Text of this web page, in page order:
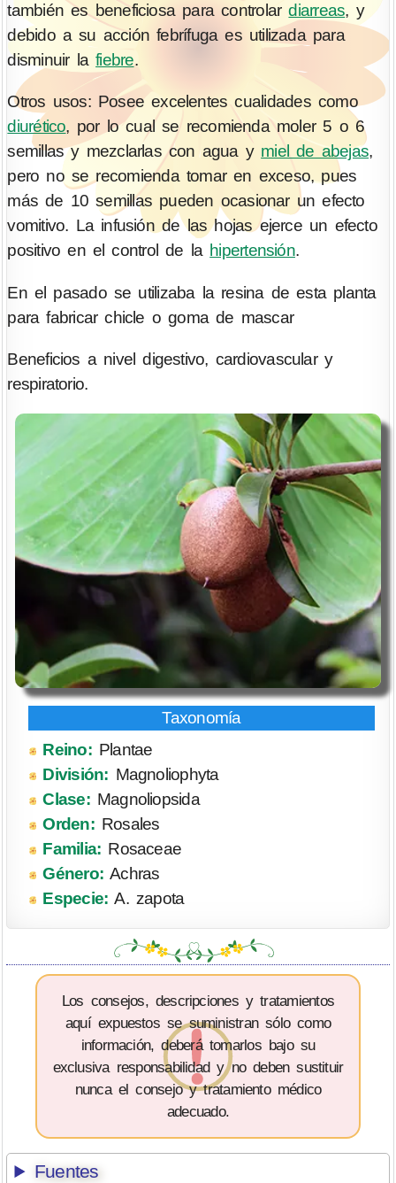
también es beneficiosa para controlardiarreas, y
debido a su acción febrífuga es utilizada para
disminuir lafiebre.
Otros usos: Posee excelentes cualidades como
diurético, por lo cual se recomienda moler 5 o 6
semillas y mezclarlas con agua y miel de abejas,
pero no se recomienda tomar en exceso, pues
más de 10 semillas pueden ocasionar un efecto
vomitivo. La infusión de las hojas ejerce un efecto
positivo en el control de la hipertensión.
En el pasado se utilizaba la resina de esta planta
para fabricar chicle o goma de mascar
Beneficios a nivel digestivo, cardiovascular y
respiratorio.
Reino:Plantae
División: Magnoliophyta
Clase:Magnoliopsida
Orden:Rosales
Familia: Rosaceae
Género: Achras
Especie: A. zapota
Los consejos, descripciones y tratamientos
aquí expuestos se suministran sólo como
información, deberá tomarlos bajo su
exclusiva responsabilidad y no deben sustituir
nunca el consejo y tratamiento médico
adecuado.
Fuentes